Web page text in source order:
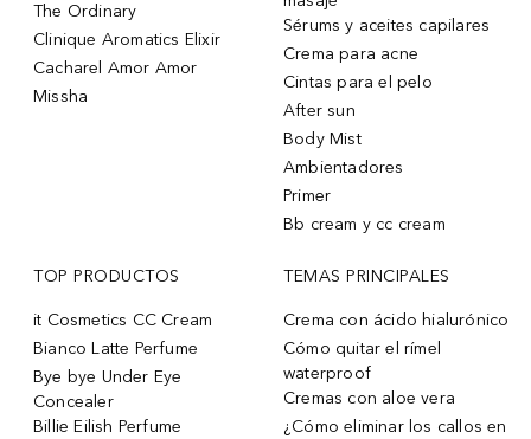
The Ordinary
Clinique Aromatics Elixir
Cacharel Amor Amor
Missha
Sérums y aceites capilares
Crema para acne
Cintas para el pelo
After sun
Body Mist
Ambientadores
Primer
Bb cream y cc cream
TOP PRODUCTOS
it Cosmetics CC Cream
Bianco Latte Perfume
Bye bye Under Eye
Concealer
Billie Eilish Perfume
TEMAS PRINCIPALES
Crema con ácido hialurónico
Cómo quitar el rímel
waterproof
Cremas con aloe vera
¿Cómo eliminar los callos en